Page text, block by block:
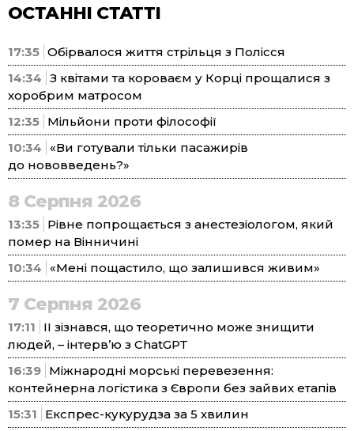
ОСТАННІ СТАТТІ
17:35 Обірвалося життя стрільця з Полісся
14:34 З квітами та короваєм у Корці прощалися з
хоробрим матросом
12:35 Мільйони проти філософії
10:34
«Ви готували тільки пасажирів
до нововведень?»
8 Серпня 2026
13:35 Рівне попрощається з анестезіологом, який
помер на Вінничині
10:34
«Мені пощастило, що залишився живим»
7 Серпня 2026
17:11
ІІ зізнався, що теоретично може знищити
людей, – інтерв’ю з ChatGPT
16:39 Міжнародні морські перевезення:
контейнерна логістика з Європи без зайвих етапів
15:31
Експрес-кукурудза за 5 хвилин